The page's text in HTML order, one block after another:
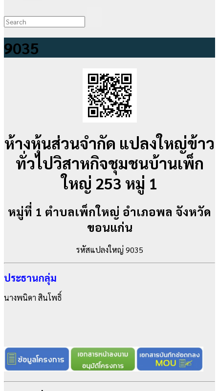
9035
ห้างหุ้นส่วนจำกัด แปลงใหญ่ข้าว
ทั่วไปวิสาหกิจชุมชนบ้านเพ็ก
ใหญ่ 253 หมู่ 1
หมู่ที่ 1 ตำบลเพ็กใหญ่ อำเภอพล จังหวัด
ขอนแก่น
รหัสแปลงใหญ่ 9035
ประธานกลุ่ม
นางพนิดา สินโพธิ์